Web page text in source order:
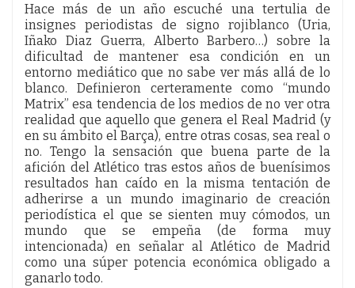
Hace más de un año escuché una tertulia de
insignes periodistas de signo rojiblanco (Uria,
Iñako Diaz Guerra, Alberto Barbero…) sobre la
dificultad de mantener esa condición en un
entorno mediático que no sabe ver más allá de lo
blanco. Definieron certeramente como “mundo
Matrix” esa tendencia de los medios de no ver otra
realidad que aquello que genera el Real Madrid (y
en su ámbito el Barça), entre otras cosas, sea real o
no. Tengo la sensación que buena parte de la
afición del Atlético tras estos años de buenísimos
resultados han caído en la misma tentación de
adherirse a un mundo imaginario de creación
periodística el que se sienten muy cómodos, un
mundo que se empeña (de forma muy
intencionada) en señalar al Atlético de Madrid
como una súper potencia económica obligado a
ganarlo todo.